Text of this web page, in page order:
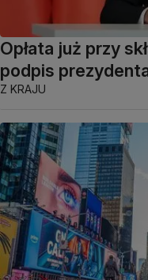
Opłata już przy
podpis
Z KRAJU